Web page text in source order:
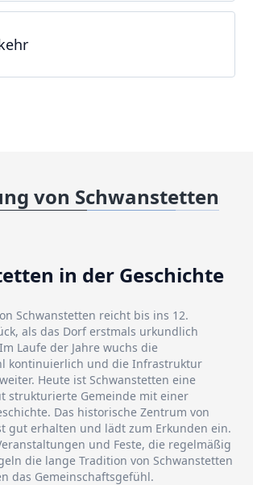
von Schwanstetten
in der Geschichte
Schwanstetten reicht bis ins 12.
als das Dorf erstmals urkundlich
Laufe der Jahre wuchs die
kontinuierlich und die Infrastruktur
Heute ist Schwanstetten eine
strukturierte Gemeinde mit einer
Das historische Zentrum von
gut erhalten und lädt zum Erkunden ein.
und Feste, die regelmäßig
die lange Tradition von Schwanstetten
das Gemeinschaftsgefühl.